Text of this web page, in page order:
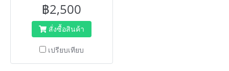
ง่าย
฿2,500
สั่งซื้อสินค้า
เปรียบเทียบ